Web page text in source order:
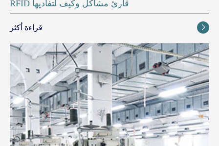
RFID قارئ مشاكل وكيف لتفاديها
قراءة أكثر 